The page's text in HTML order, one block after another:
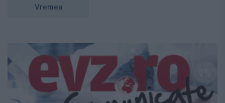
Vremea